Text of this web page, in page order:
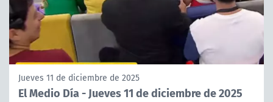
Jueves 11 de diciembre de 2025
El Medio Día - Jueves 11 de diciembre de 2025